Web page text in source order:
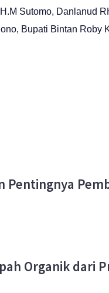
Sutomo, Danlanud
Bupati Bintan Roby
Pentingnya
Organik dari